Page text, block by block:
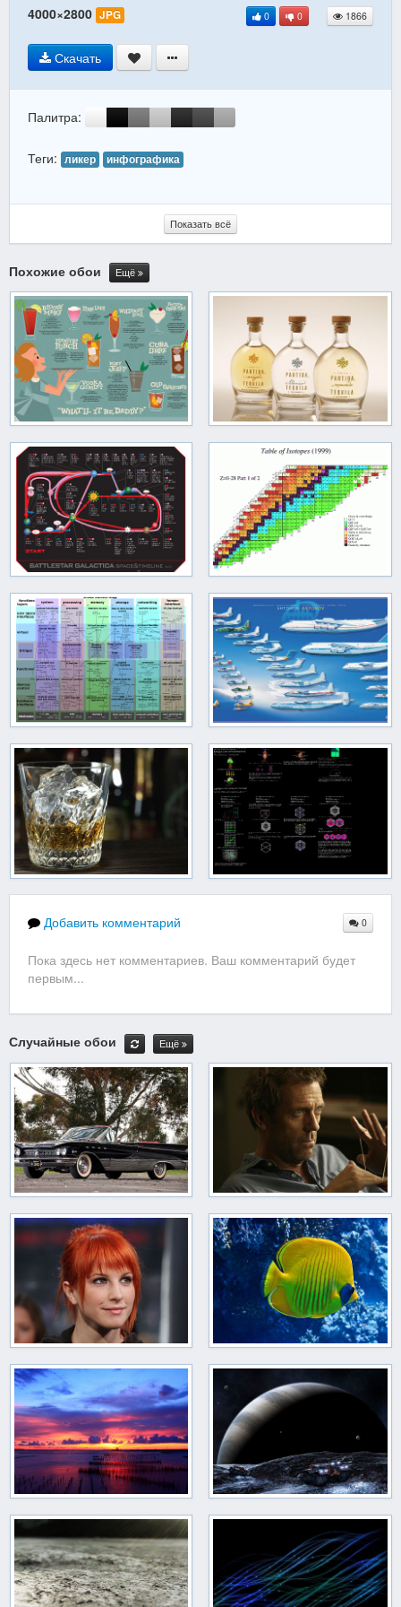
4000×2800 JPG 0 0 1866
Скачать
Палитра:
Теги: ликер инфографика
Показать всё
Похожие обои Ещё
Добавить комментарий 0
Пока здесь нет комментариев. Ваш комментарий будет
первым...
Случайные обои Ещё